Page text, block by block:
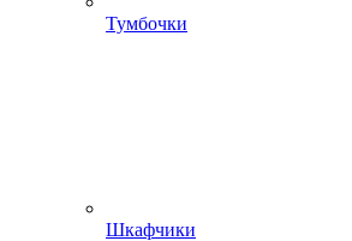
Тумбочки
Шкафчики